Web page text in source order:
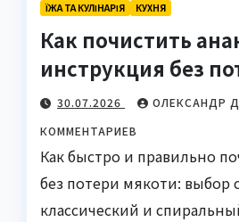
ЇЖА ТА КУЛІНАРІЯ КУХНЯ
Как почистить
инструкция без
30.07.2026 ОЛЕКСАНДР
КОММЕНТАРИЕВ
Как быстро и правильно
без потери мякоти: выбор
классический и